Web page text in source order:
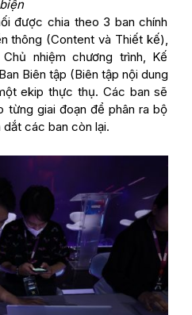
biện
được chia theo 3 ban chính
thông (Content và Thiết kế),
nhiệm chương trình, Kế
Biên tập (Biên tập nội dung
ekip thực thụ. Các ban sẽ
từng giai đoạn để phân ra bộ
dắt các ban còn lại.